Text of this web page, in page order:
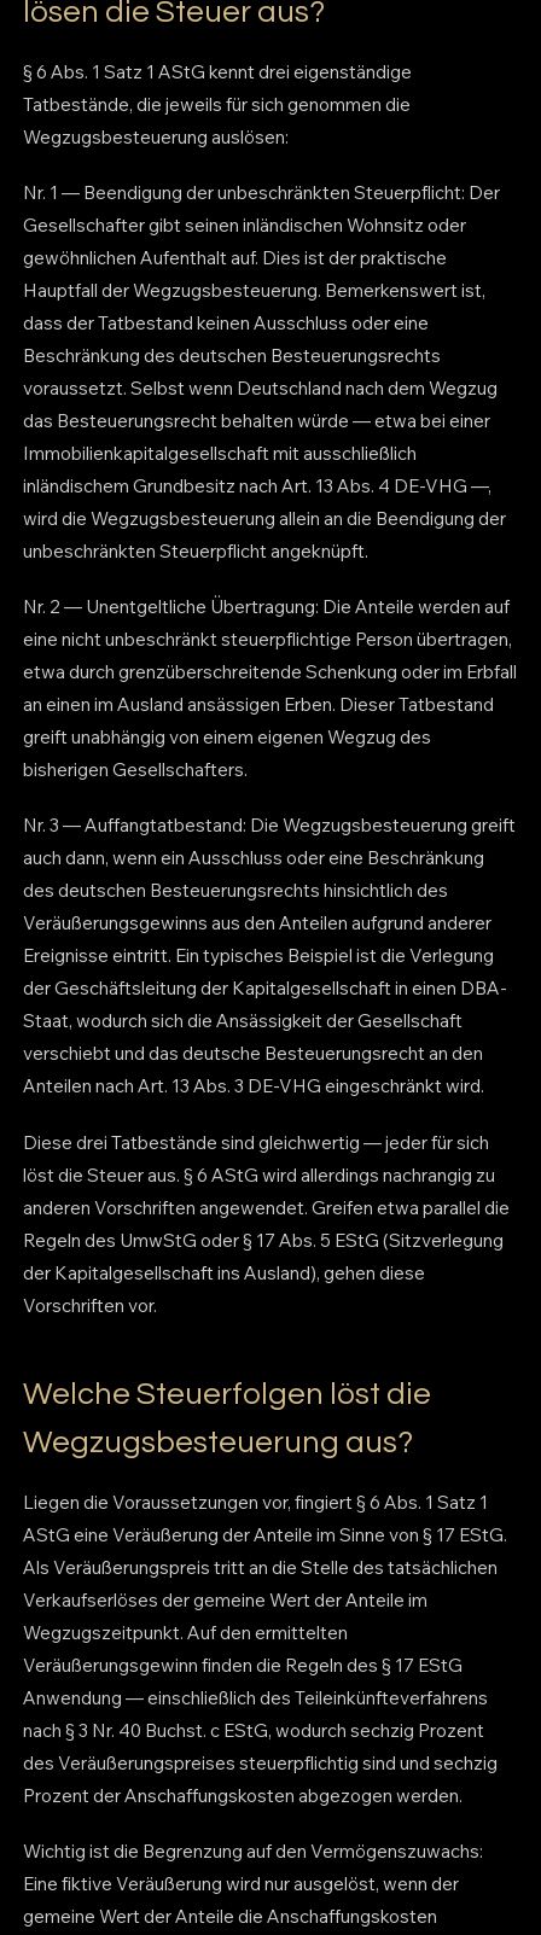
lösen die Steuer aus?
§ 6 Abs. 1 Satz 1 AStG kennt drei eigenständige
Tatbestände, die jeweils für sich genommen die
Wegzugsbesteuerung auslösen:
Nr. 1 — Beendigung der unbeschränkten Steuerpflicht: Der
Gesellschafter gibt seinen inländischen Wohnsitz oder
gewöhnlichen Aufenthalt auf. Dies ist der praktische
Hauptfall der Wegzugsbesteuerung. Bemerkenswert ist,
dass der Tatbestand keinen Ausschluss oder eine
Beschränkung des deutschen Besteuerungsrechts
voraussetzt. Selbst wenn Deutschland nach dem Wegzug
das Besteuerungsrecht behalten würde — etwa bei einer
Immobilienkapitalgesellschaft mit ausschließlich
inländischem Grundbesitz nach Art. 13 Abs. 4 DE-VHG —,
wird die Wegzugsbesteuerung allein an die Beendigung der
unbeschränkten Steuerpflicht angeknüpft.
Nr. 2 — Unentgeltliche Übertragung: Die Anteile werden auf
eine nicht unbeschränkt steuerpflichtige Person übertragen,
etwa durch grenzüberschreitende Schenkung oder im Erbfall
an einen im Ausland ansässigen Erben. Dieser Tatbestand
greift unabhängig von einem eigenen Wegzug des
bisherigen Gesellschafters.
Nr. 3 — Auffangtatbestand: Die Wegzugsbesteuerung greift
auch dann, wenn ein Ausschluss oder eine Beschränkung
des deutschen Besteuerungsrechts hinsichtlich des
Veräußerungsgewinns aus den Anteilen aufgrund anderer
Ereignisse eintritt. Ein typisches Beispiel ist die Verlegung
der Geschäftsleitung der Kapitalgesellschaft in einen DBA-
Staat, wodurch sich die Ansässigkeit der Gesellschaft
verschiebt und das deutsche Besteuerungsrecht an den
Anteilen nach Art. 13 Abs. 3 DE-VHG eingeschränkt wird.
Diese drei Tatbestände sind gleichwertig — jeder für sich
löst die Steuer aus. § 6 AStG wird allerdings nachrangig zu
anderen Vorschriften angewendet. Greifen etwa parallel die
Regeln des UmwStG oder § 17 Abs. 5 EStG (Sitzverlegung
der Kapitalgesellschaft ins Ausland), gehen diese
Vorschriften vor.
Welche Steuerfolgen löst die
Wegzugsbesteuerung aus?
Liegen die Voraussetzungen vor, fingiert § 6 Abs. 1 Satz 1
AStG eine Veräußerung der Anteile im Sinne von § 17 EStG.
Als Veräußerungspreis tritt an die Stelle des tatsächlichen
Verkaufserlöses der gemeine Wert der Anteile im
Wegzugszeitpunkt. Auf den ermittelten
Veräußerungsgewinn finden die Regeln des § 17 EStG
Anwendung — einschließlich des Teileinkünfteverfahrens
nach § 3 Nr. 40 Buchst. c EStG, wodurch sechzig Prozent
des Veräußerungspreises steuerpflichtig sind und sechzig
Prozent der Anschaffungskosten abgezogen werden.
Wichtig ist die Begrenzung auf den Vermögenszuwachs:
Eine fiktive Veräußerung wird nur ausgelöst, wenn der
gemeine Wert der Anteile die Anschaffungskosten